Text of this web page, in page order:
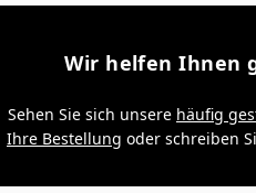
Wir helfen Ihnen
Sehen Sie sich unsere häufig
Ihre Bestellung oder schreiben